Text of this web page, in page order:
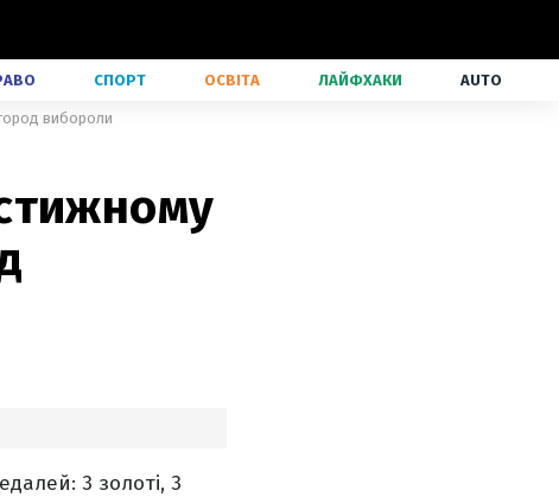
СПОРТ ОСВІТА ЛАЙФХАКИ AUTO
вибороли
3 золоті, 3